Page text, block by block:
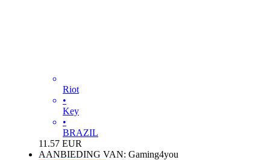
Riot
•
Key
•
BRAZIL
11.57 EUR
AANBIEDING VAN: Gaming4you